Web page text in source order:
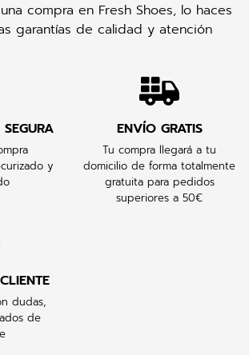
compra en Fresh Shoes, lo haces
garantías de calidad y atención
y
ENVÍO GRATIS
Tu compra llegará a tu
domicilio de forma totalmente
gratuita para pedidos
superiores a 50€
dudas,
de